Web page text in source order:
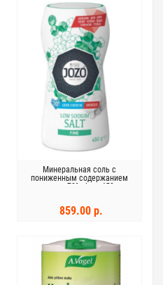
Минеральная соль с
пониженным содержанием
натрия 70% Jozo 450 г
859.00 р.